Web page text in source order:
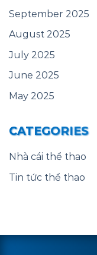
September 2025
August 2025
July 2025
June 2025
May 2025
CATEGORIES
Nhà cái thể thao
Tin tức thể thao